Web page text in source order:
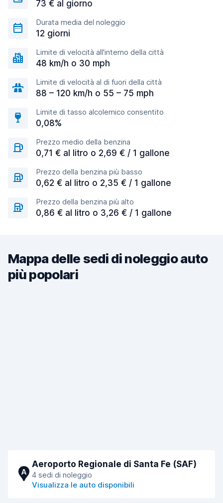
73 € al giorno
Durata media del noleggio
12 giorni
Limite di velocità all'interno della città
48 km/h o 30 mph
Limite di velocità al di fuori della città
88 – 120 km/h o 55 – 75 mph
Limite di tasso alcolemico consentito
0,08%
Prezzo medio della benzina
0,71 € al litro o 2,69 € / 1 gallone
Prezzo della benzina più basso
0,62 € al litro o 2,35 € / 1 gallone
Prezzo della benzina più alto
0,86 € al litro o 3,26 € / 1 gallone
Mappa delle sedi di noleggio auto
più popolari
A
Aeroporto Regionale di Santa Fe (SAF)
4 sedi di noleggio
Visualizza le auto disponibili